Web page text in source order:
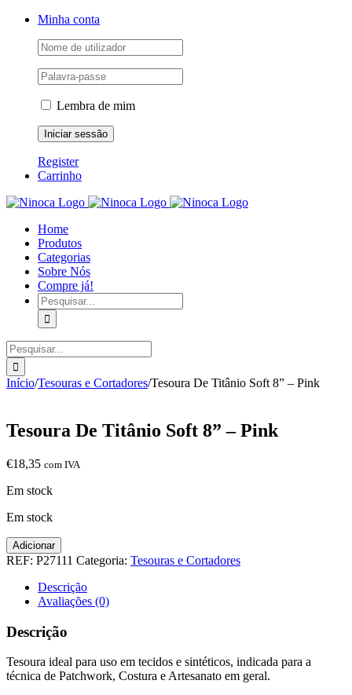
Skip
Facebook
Instagram
YouTubeMinha conta
Lembra de mim
Register
Carrinho
Home
Produtos
Categorias
Sobre Nós
Compre já!
Pesquisar
Pesquisar
Início/Tesouras e Cortadores/Tesoura De Titânio Soft 8” – Pink
Tesoura De Titânio Soft 8” – Pink
€18,35 com IVA
Em stock
Em stock
Quantidade
de
Titânio
8''
Pink
Adicionar
REF: P27111 Categoria: Tesouras e Cortadores
Descrição
Avaliações (0)
Descrição
Tesoura ideal para uso em tecidos e sintéticos, indicada para a
técnica de Patchwork, Costura e Artesanato em geral.